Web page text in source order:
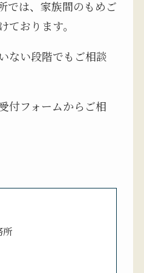
では、家族間のもめご
ております。
ない段階でもご相談
付フォームからご相
所